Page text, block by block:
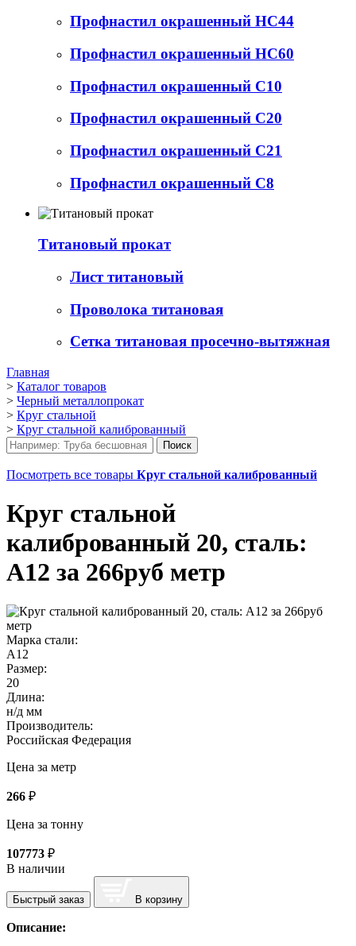
Профнастил окрашенный НС44
Профнастил окрашенный НС60
Профнастил окрашенный С10
Профнастил окрашенный С20
Профнастил окрашенный С21
Профнастил окрашенный С8
Титановый прокат
Лист титановый
Проволока титановая
Сетка титановая просечно-вытяжная
Главная
> Каталог товаров
> Черный металлопрокат
> Круг стальной
> Круг стальной калиброванный
Посмотреть все товары Круг стальной калиброванный
Круг стальной
калиброванный 20, сталь:
А12 за 266руб метр
Марка стали:
А12
Размер:
20
Длина:
н/д мм
Производитель:
Российская Федерация
Цена за метр
266 ₽
Цена за тонну
107773 ₽
В наличии
Быстрый заказ В корзину
Описание: